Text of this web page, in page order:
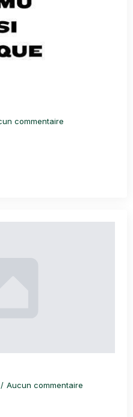
commentaire
Aucun commentaire